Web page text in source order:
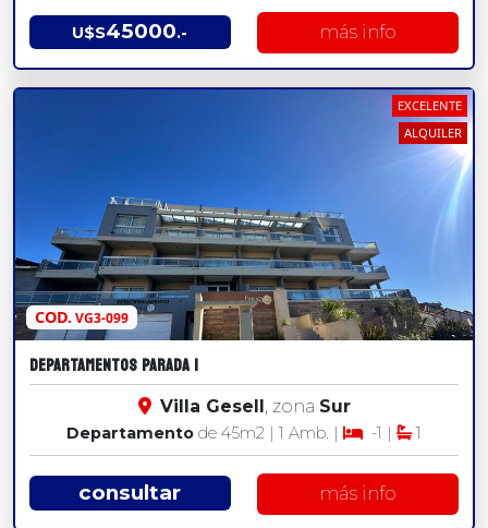
U$S45000.- más info
COD.VG3-099
EXCELENTE
ALQUILER
DEPARTAMENTOS PARADA 1
Villa Gesell, zona Sur
Departamento de 45m2 | 1 Amb. | -1 | 1
consultar más info